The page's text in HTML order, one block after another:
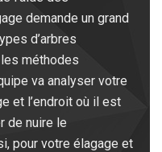
demande un grand
d’arbres
méthodes
va analyser votre
et l’endroit où il est
de nuire le
pour votre élagage et